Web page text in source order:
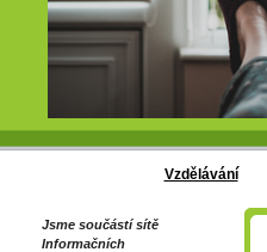
Vzdělávání
Jsme součástí sítě
Informačních